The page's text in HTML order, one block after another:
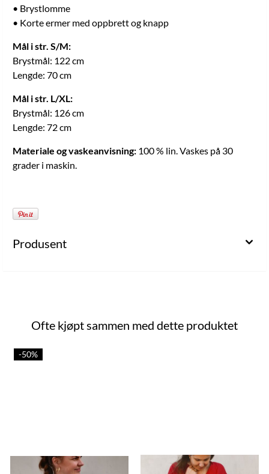
• Brystlomme
• Korte ermer med oppbrett og knapp
Mål i str. S/M:
Brystmål: 122 cm
Lengde: 70 cm
Mål i str. L/XL:
Brystmål: 126 cm
Lengde: 72 cm
Materiale og vaskeanvisning: 100 % lin. Vaskes på 30
grader i maskin.
Produsent
Ofte kjøpt sammen med dette produktet
-50%